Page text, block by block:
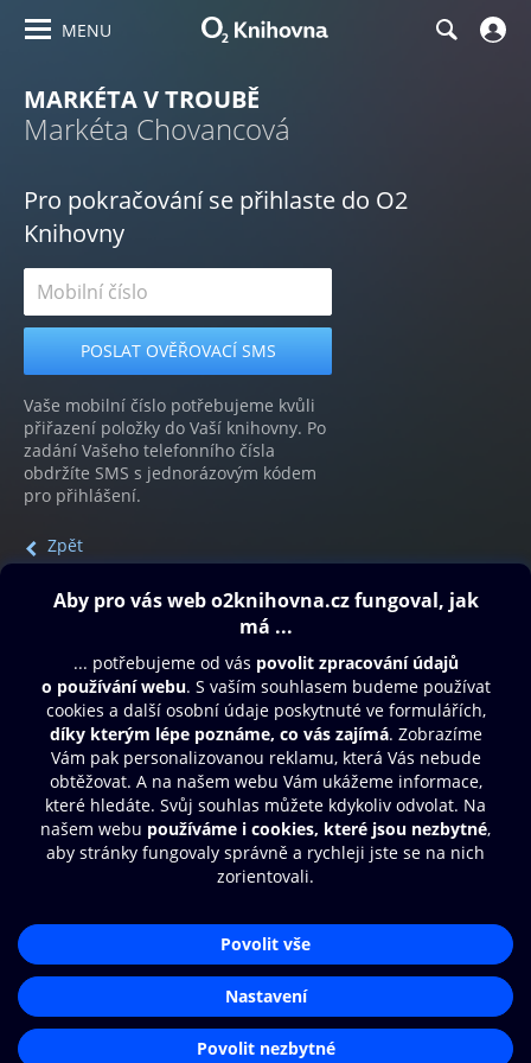
MENU
MARKÉTA V TROUBĚ
Markéta Chovancová
Pro pokračování se přihlaste do O2
Knihovny
Vaše mobilní číslo potřebujeme kvůli
přiřazení položky do Vaší knihovny. Po
zadání Vašeho telefonního čísla
obdržíte SMS s jednorázovým kódem
pro přihlášení.
Zpět
Obsah ke stažení
Moje O2 Knihovna
Další zábava
© O2 Czech Republic a.s.
Přístupnost
Zásady zpracování osobních údajů
Nastavení cookies
Aplikace O2 Knihovna
Čti a poslouchej své e-knihy a
audioknihy rychleji a pohodlněji.